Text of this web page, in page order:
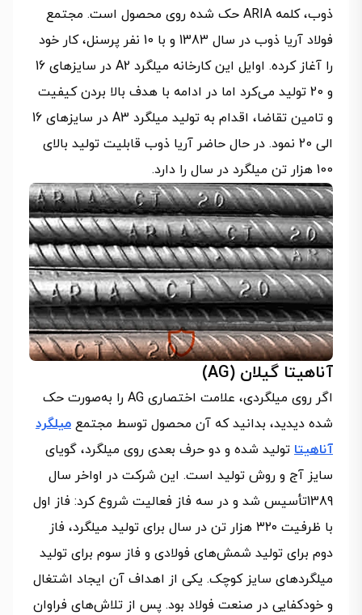
ذوب، کلمه ARIA حک شده روی محصول است. مجتمع
فولاد آریا ذوب در سال 1383 و با 10 نفر پرسنل، کار خود
را آغاز کرده. اوایل این کارخانه میلگرد A2 در سایزهای 16
و 20 تولید می‌کرد اما در ادامه با هدف بالا بردن کیفیت
و تامین تقاضا، اقدام به تولید میلگرد A3 در سایزهای 16
الی 20 نمود. در حال حاضر آریا ذوب قابلیت تولید بالای
100 هزار تن میلگرد در سال را دارد.
آناهیتا گیلان (AG)
اگر روی میلگردی، علامت اختصاری AG را به‌صورت حک
شده دیدید، بدانید که آن محصول توسط مجتمع میلگرد
آناهیتا تولید شده و دو حرف بعدی روی میلگرد، گویای
سایز آج و روش تولید است. این شرکت در اواخر سال
1389تأسیس شد و در سه فاز فعالیت شروع کرد: فاز اول
با ظرفیت ۳۲۰ هزار تن در سال برای تولید میلگرد، فاز
دوم برای تولید شمش‌های فولادی و فاز سوم برای تولید
میلگردهای سایز کوچک. یکی از اهداف آن ایجاد اشتغال
و خودکفایی در صنعت فولاد بود. پس از تلاش‌های فراوان